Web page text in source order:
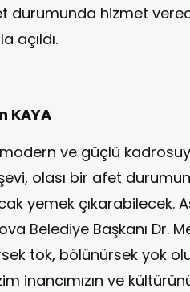
durumunda hizmet
açıldı.
KAYA
ve güçlü
olası bir afet
yemek çıkarabilecek.
Belediye Başkanı Dr.
tok, bölünürsek yok
inancımızın ve